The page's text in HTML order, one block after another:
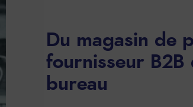
Du magasin de
fournisseur
bureau